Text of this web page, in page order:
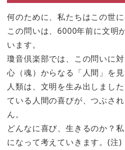
何のために、私たちはこの世
この問いは、6000年前に文明
います。
瓊音倶楽部では、この問いに
心（魂）からなる「人間」を見
人類は、文明を生み出しまし
ている人間の喜びが、つぶさ
ん。
どんなに喜び、生きるのか？
になって考えていきます。(注)